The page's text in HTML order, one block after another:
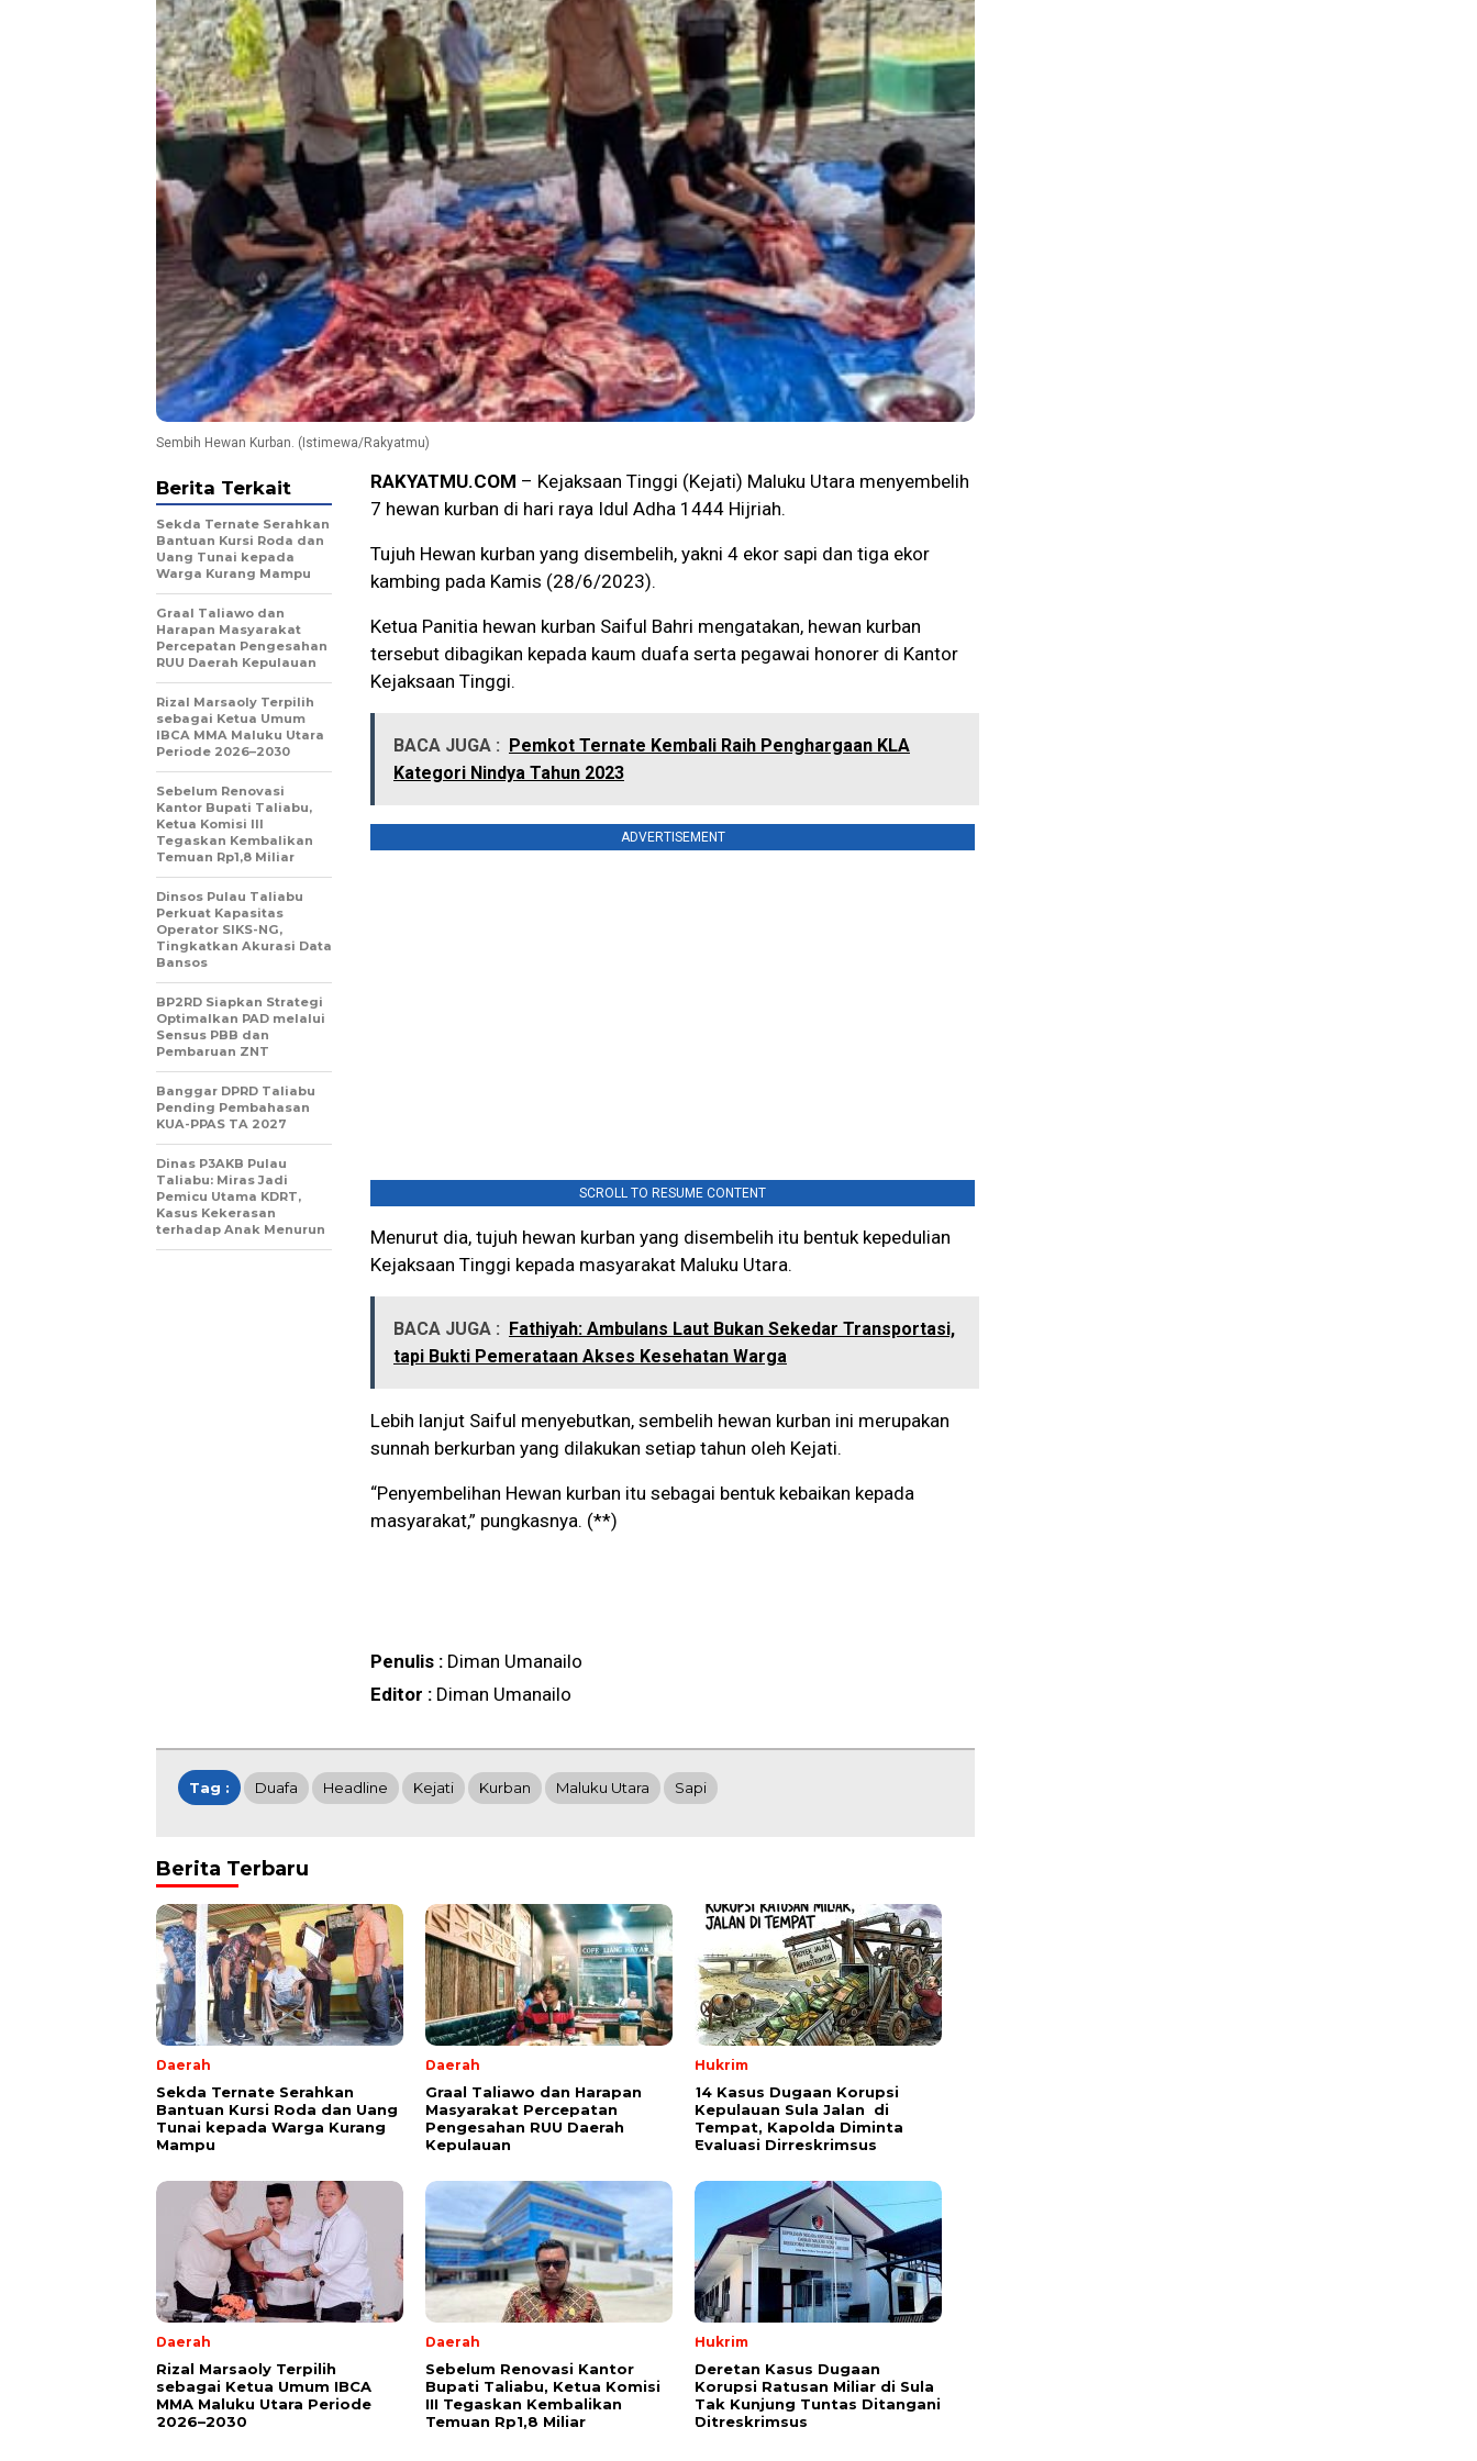
Sembih Hewan Kurban. (Istimewa/Rakyatmu)
RAKYATMU.COM – Kejaksaan Tinggi (Kejati) Maluku Utara menyembelih
7 hewan kurban di hari raya Idul Adha 1444 Hijriah.
Tujuh Hewan kurban yang disembelih, yakni 4 ekor sapi dan tiga ekor
kambing pada Kamis (28/6/2023).
Ketua Panitia hewan kurban Saiful Bahri mengatakan, hewan kurban
tersebut dibagikan kepada kaum duafa serta pegawai honorer di Kantor
Kejaksaan Tinggi.
BACA JUGA :
Pemkot Ternate Kembali Raih Penghargaan KLA
Kategori Nindya Tahun 2023
ADVERTISEMENT
SCROLL TO RESUME CONTENT
Menurut dia, tujuh hewan kurban yang disembelih itu bentuk kepedulian
Kejaksaan Tinggi kepada masyarakat Maluku Utara.
BACA JUGA :
Fathiyah: Ambulans Laut Bukan Sekedar Transportasi,
tapi Bukti Pemerataan Akses Kesehatan Warga
Lebih lanjut Saiful menyebutkan, sembelih hewan kurban ini merupakan
sunnah berkurban yang dilakukan setiap tahun oleh Kejati.
“Penyembelihan Hewan kurban itu sebagai bentuk kebaikan kepada
masyarakat,” pungkasnya. (**)
Penulis : Diman Umanailo
Editor : Diman Umanailo
Berita Terkait
Sekda Ternate Serahkan
Bantuan Kursi Roda dan
Uang Tunai kepada
Warga Kurang Mampu
Graal Taliawo dan
Harapan Masyarakat
Percepatan Pengesahan
RUU Daerah Kepulauan
Rizal Marsaoly Terpilih
sebagai Ketua Umum
IBCA MMA Maluku Utara
Periode 2026–2030
Sebelum Renovasi
Kantor Bupati Taliabu,
Ketua Komisi III
Tegaskan Kembalikan
Temuan Rp1,8 Miliar
Dinsos Pulau Taliabu
Perkuat Kapasitas
Operator SIKS-NG,
Tingkatkan Akurasi Data
Bansos
BP2RD Siapkan Strategi
Optimalkan PAD melalui
Sensus PBB dan
Pembaruan ZNT
Banggar DPRD Taliabu
Pending Pembahasan
KUA-PPAS TA 2027
Dinas P3AKB Pulau
Taliabu: Miras Jadi
Pemicu Utama KDRT,
Kasus Kekerasan
terhadap Anak Menurun
Tag : Duafa Headline Kejati Kurban Maluku Utara Sapi
Berita Terbaru
Daerah
Sekda Ternate Serahkan
Bantuan Kursi Roda dan Uang
Tunai kepada Warga Kurang
Mampu
Daerah
Graal Taliawo dan Harapan
Masyarakat Percepatan
Pengesahan RUU Daerah
Kepulauan
Hukrim
14 Kasus Dugaan Korupsi
Kepulauan Sula Jalan di
Tempat, Kapolda Diminta
Evaluasi Dirreskrimsus
Daerah
Rizal Marsaoly Terpilih
sebagai Ketua Umum IBCA
MMA Maluku Utara Periode
2026–2030
Daerah
Sebelum Renovasi Kantor
Bupati Taliabu, Ketua Komisi
III Tegaskan Kembalikan
Temuan Rp1,8 Miliar
Hukrim
Deretan Kasus Dugaan
Korupsi Ratusan Miliar di Sula
Tak Kunjung Tuntas Ditangani
Ditreskrimsus